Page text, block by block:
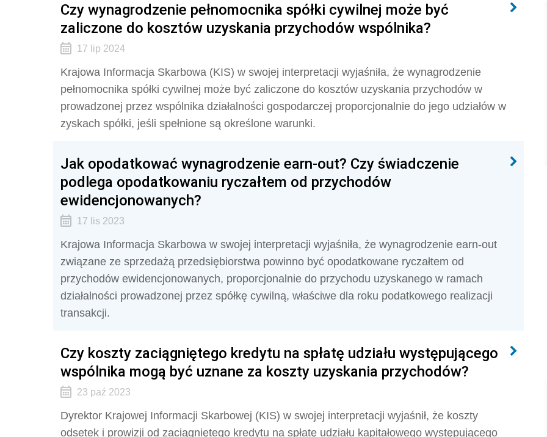
Czy wynagrodzenie pełnomocnika spółki cywilnej może być
zaliczone do kosztów uzyskania przychodów wspólnika?
17 lip 2024
Krajowa Informacja Skarbowa (KIS) w swojej interpretacji wyjaśniła, że wynagrodzenie
pełnomocnika spółki cywilnej może być zaliczone do kosztów uzyskania przychodów w
prowadzonej przez wspólnika działalności gospodarczej proporcjonalnie do jego udziałów w
zyskach spółki, jeśli spełnione są określone warunki.
Jak opodatkować wynagrodzenie earn-out? Czy świadczenie
podlega opodatkowaniu ryczałtem od przychodów
ewidencjonowanych?
17 lis 2023
Krajowa Informacja Skarbowa w swojej interpretacji wyjaśniła, że wynagrodzenie earn-out
związane ze sprzedażą przedsiębiorstwa powinno być opodatkowane ryczałtem od
przychodów ewidencjonowanych, proporcjonalnie do przychodu uzyskanego w ramach
działalności prowadzonej przez spółkę cywilną, właściwe dla roku podatkowego realizacji
transakcji.
Czy koszty zaciągniętego kredytu na spłatę udziału występującego
wspólnika mogą być uznane za koszty uzyskania przychodów?
23 paź 2023
Dyrektor Krajowej Informacji Skarbowej (KIS) w swojej interpretacji wyjaśnił, że koszty
odsetek i prowizji od zaciągniętego kredytu na spłatę udziału kapitałowego występującego